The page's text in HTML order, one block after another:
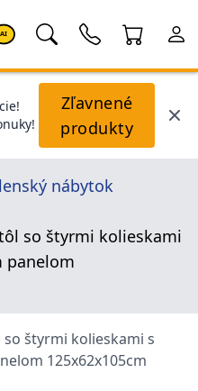
AI
Zľavnené
produkty
nábytok
so štyrmi kolieskami
panelom